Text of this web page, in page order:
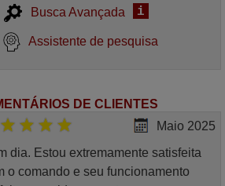
Busca Avançada i
Assistente de pesquisa
DE CLIENTES
Maio 2025
dia. Estou extremamente satisfeita
o comando e seu funcionamento